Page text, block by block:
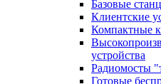
Базовые
Клиентские
Компактные
устройства
Радиомосты
Готовые